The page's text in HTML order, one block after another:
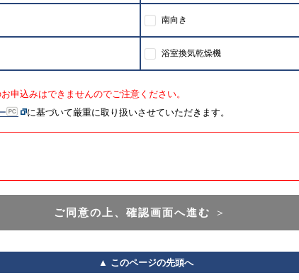
南向き
浴室換気乾燥機
申込みはできませんのでご注意ください。
に基づいて厳重に取り扱いさせていただきます。
ご同意の上、確認画面へ進む ＞
▲ このページの先頭へ